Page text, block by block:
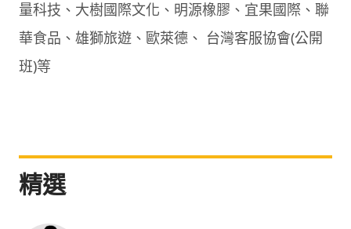
量科技、大樹國際文化、明源橡膠、宜果國際、聯
華食品、雄獅旅遊、歐萊德、 台灣客服協會(公開
班)等
精選